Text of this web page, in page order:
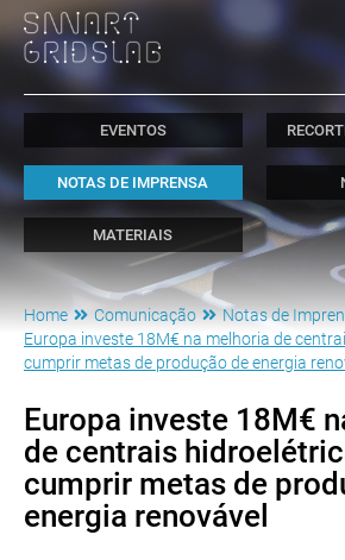
EVENTOS
NOTAS DE IMPRENSA
MATERIAIS
Home Comunicação
Notas de
Europa investe 18M€ na melhoria de
cumprir metas de produção de energia
Europa investe 18M€
de centrais
cumprir metas de
energia renovável